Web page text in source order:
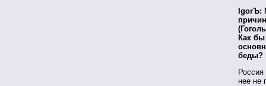
IgorЪ:
Как
беды?
нее не